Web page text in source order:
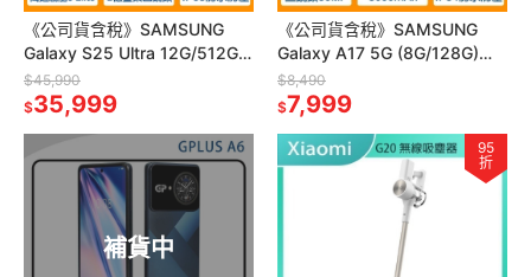
《公司貨含稅》SAMSUNG
Galaxy S25 Ultra 12G/512G
6.9吋
$45,990
$35,999
《公司貨含稅》SAMSUNG
Galaxy A17 5G (8G/128G)
6.7吋智慧型手機
$8,490
$7,999
補貨中
95
折